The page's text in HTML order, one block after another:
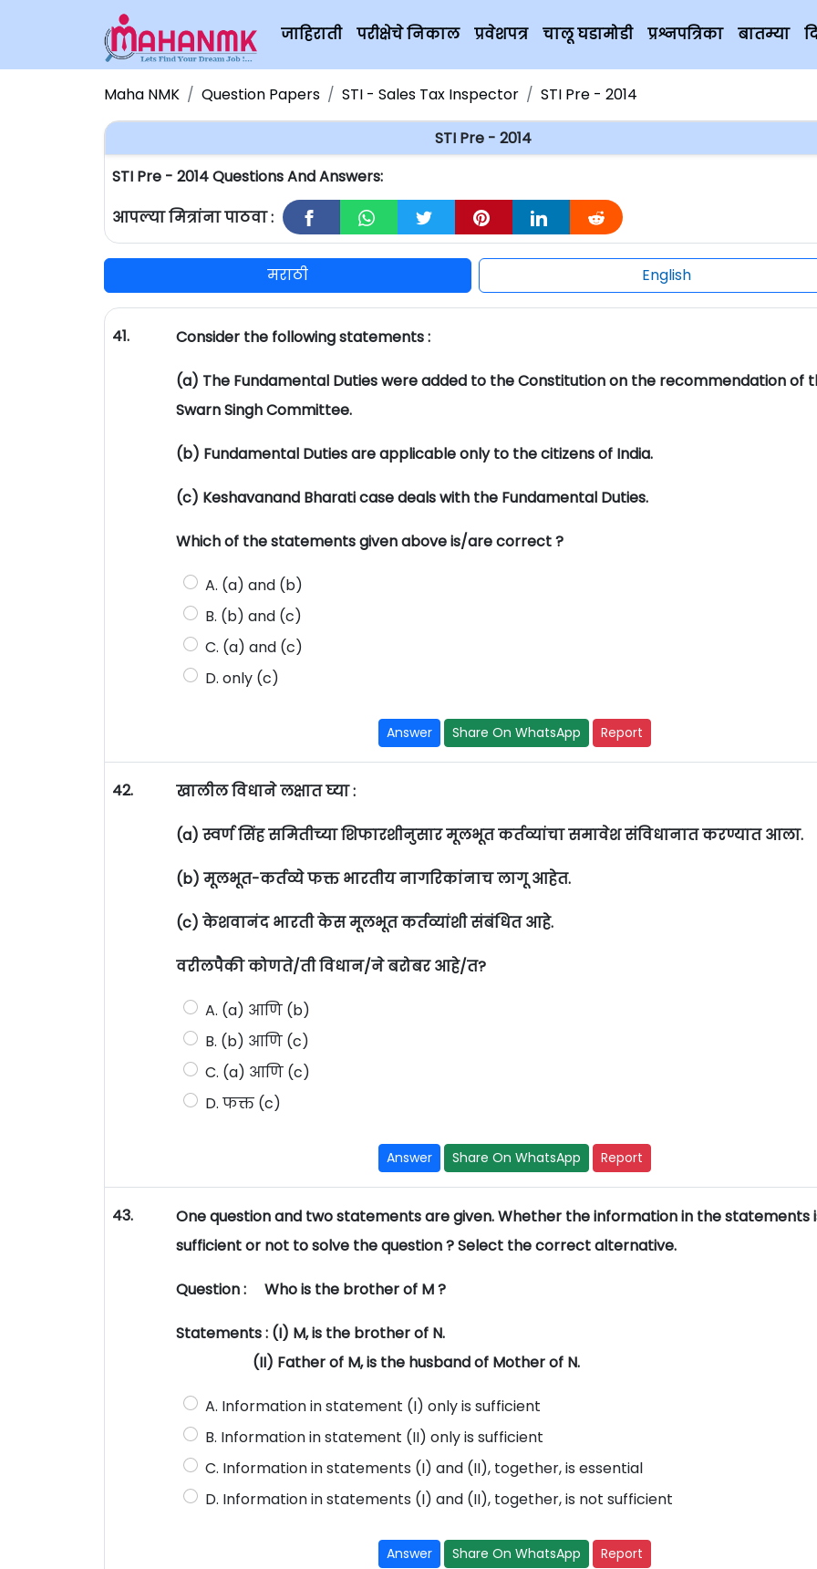
जाहिराती परीक्षेचे निकाल प्रवेशपत्र चालू घडामोडी प्रश्नपत्रिका बातम्या
Maha NMK Question Papers STI - Sales Tax Inspector STI Pre - 2014
STI Pre - 2014
STI Pre - 2014 Questions And Answers:
आपल्या मित्रांना पाठवा :
मराठी English
41. Consider the following statements :
(a) The Fundamental Duties were added to the Constitution on the recommendation of
Swarn Singh Committee.
(b) Fundamental Duties are applicable only to the citizens of India.
(c) Keshavanand Bharati case deals with the Fundamental Duties.
Which of the statements given above is/are correct ?
A. (a) and (b)
B. (b) and (c)
C. (a) and (c)
D. only (c)
Answer Share On WhatsApp Report
42. खालील विधाने लक्षात घ्या :
(a) स्वर्ण सिंह समितीच्या शिफारशीनुसार मूलभूत कर्तव्यांचा समावेश संविधानात करण्यात आला.
(b) मूलभूत-कर्तव्ये फक्त भारतीय नागरिकांनाच लागू आहेत.
(c) केशवानंद भारती केस मूलभूत कर्तव्यांशी संबंधित आहे.
वरीलपैकी कोणते/ती विधान/ने बरोबर आहे/त?
A. (a) आणि (b)
B. (b) आणि (c)
C. (a) आणि (c)
D. फक्त (c)
Answer Share On WhatsApp Report
43.
One question and two statements are given. Whether the information in the statements
sufficient or not to solve the question ? Select the correct alternative.
Question : Who is the brother of M ?
Statements : (I) M, is the brother of N.
(II) Father of M, is the husband of Mother of N.
A. Information in statement (I) only is sufficient
B. Information in statement (II) only is sufficient
C. Information in statements (I) and (II), together, is essential
D. Information in statements (I) and (II), together, is not sufficient
Answer Share On WhatsApp Report